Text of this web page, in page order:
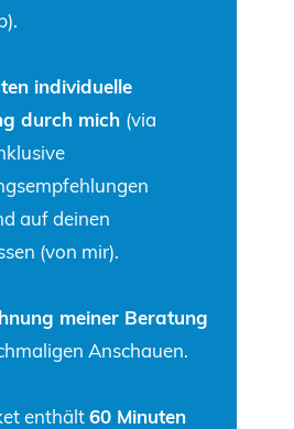
individuelle
durch mich (via
auf deinen
(von mir).
meiner Beratung
Anschauen.
enthält 60 Minuten